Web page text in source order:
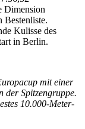
Dimension
Bestenliste.
Kulisse des
in Berlin.
mit einer
der Spitzengruppe.
10.000-Meter-